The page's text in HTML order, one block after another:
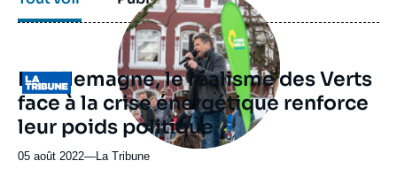
Logo
principale
médiatique
En Allemagne, le réalisme des Verts
face à la crise énergétique renforce
leur poids politique
05 août 2022—Nom
La Tribune